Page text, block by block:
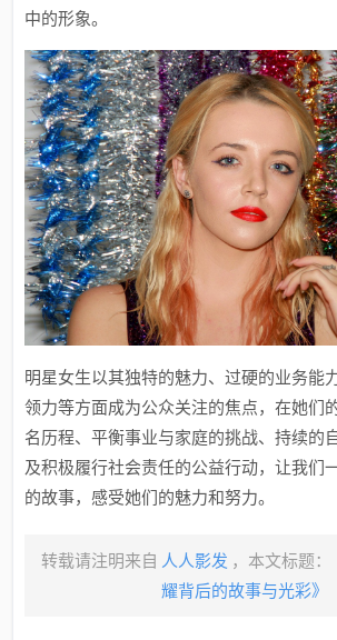
中的形象。
明星女生以其独特的魅力、过硬的业务能
领力等方面成为公众关注的焦点，在她们
名历程、平衡事业与家庭的挑战、持续的
及积极履行社会责任的公益行动，让我们
的故事，感受她们的魅力和努力。
转载请注明来自 人人影发 ，本文标题：
耀背后的故事与光彩》